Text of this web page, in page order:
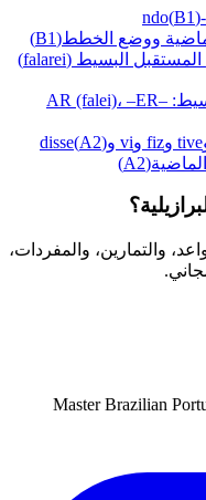
(B1)
ووضع الخطط(
B1
)
الأفعال المنتظمة في الماضي البسيط: –AR (falei)، –ER
(A2)
(
A2
)
والتمارين، والمفردات،
Master Brazilian